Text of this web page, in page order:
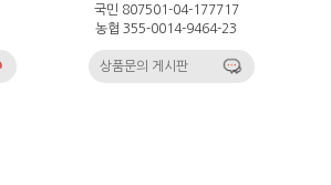
국민 807501-04-177717
농협 355-0014-9464-23
상품문의 게시판